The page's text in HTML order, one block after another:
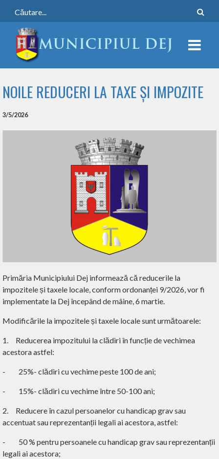
NOILE REDUCERI LA TAXE ȘI IMPOZITE
3/5/2026
Primăria Municipiului Dej informează că reducerile la
impozitele și taxele locale, conform ordonanței 9/2026, vor fi
implementate la Dej începând de mâine, 6 martie.
Modificările la impozitele și taxele locale sunt următoarele:
1. Reducerea impozitului la clădiri în funcție de vechimea
acestora astfel:
- 25%- clădiri cu vechime peste 100 de ani;
- 15%- clădiri cu vechime între 50-100 ani;
2. Reducere în cazul persoanelor cu handicap grav sau
accentuat sau reprezentanții legali ai acestora, astfel:
- 50 % pentru persoanele cu handicap grav sau reprezentanții
legali ai acestora;